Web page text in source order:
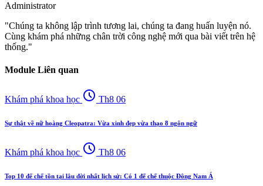
Administrator
"Chúng ta không lập trình tương lai, chúng ta đang huấn luyện nó.
Cùng khám phá những chân trời công nghệ mới qua bài viết trên hệ
thống."
Module Liên quan
Khám phá khoa học schedule Th8 06
Sự thật về nữ hoàng Cleopatra: Vừa xinh đẹp vừa thạo 8 ngôn ngữ
Khám phá khoa học schedule Th8 06
Top 10 đế chế tồn tại lâu đời nhất lịch sử: Có 1 đế chế thuộc Đông Nam Á